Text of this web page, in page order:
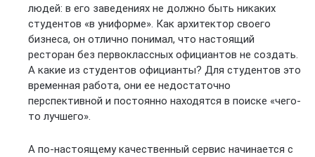
людей: в его заведениях не должно быть никаких
студентов «в униформе». Как архитектор своего
бизнеса, он отлично понимал, что настоящий
ресторан без первоклассных официантов не создать.
А какие из студентов официанты? Для студентов это
временная работа, они ее недостаточно
перспективной и постоянно находятся в поиске «чего-
то лучшего».
А по-настоящему качественный сервис начинается с